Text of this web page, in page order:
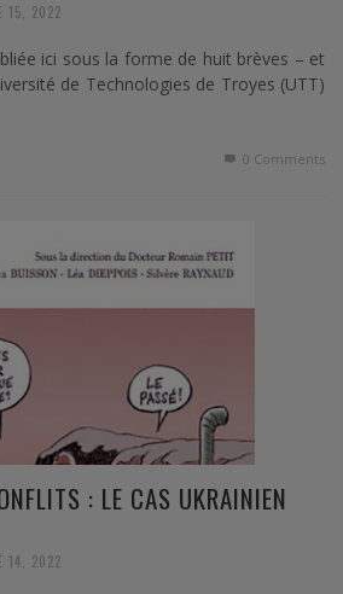
15, 2022
ici sous la forme de huit brèves – et
de Technologies de Troyes (UTT)
0 Comments
: LE CAS UKRAINIEN
14, 2022